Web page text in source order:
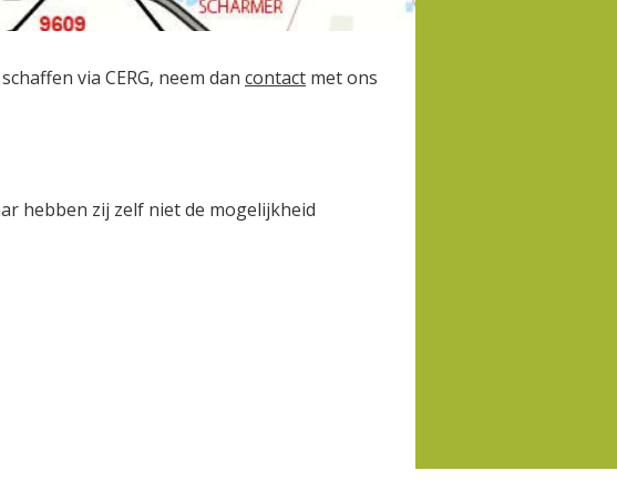
via CERG, neem dan contact met ons
hebben zij zelf niet de mogelijkheid